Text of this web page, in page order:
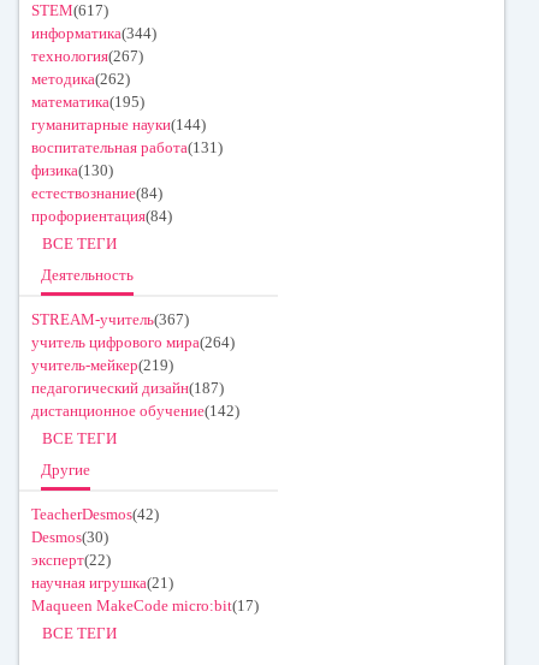
STEM(617)
информатика(344)
технология(267)
методика(262)
математика(195)
гуманитарные науки(144)
воспитательная работа(131)
физика(130)
естествознание(84)
профориентация(84)
ВСЕ ТЕГИ
Деятельность
STREAM-учитель(367)
учитель цифрового мира(264)
учитель-мейкер(219)
педагогический дизайн(187)
дистанционное обучение(142)
ВСЕ ТЕГИ
Другие
TeacherDesmos(42)
Desmos(30)
эксперт(22)
научная игрушка(21)
Maqueen MakeCode micro:bit(17)
ВСЕ ТЕГИ